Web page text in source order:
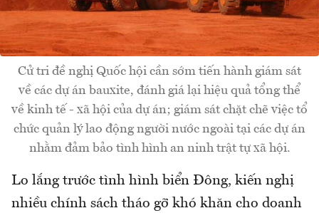
Cử tri đề nghị Quốc hội cần sớm tiến hành giám sát
về các dự án bauxite, đánh giá lại hiệu quả tổng thể
về kinh tế - xã hội của dự án; giám sát chặt chẽ việc tổ
chức quản lý lao động người nước ngoài tại các dự án
nhằm đảm bảo tình hình an ninh trật tự xã hội.
Lo lắng trước tình hình biển Đông, kiến nghị
nhiều chính sách tháo gỡ khó khăn cho doanh